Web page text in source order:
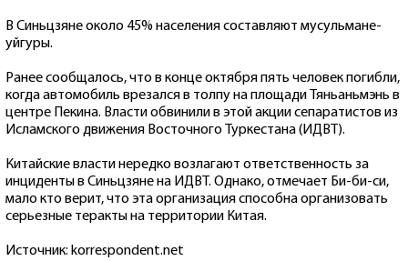
В Синьцзяне около 45% населения составляют мусульмане-
уйгуры.
Ранее сообщалось, что в конце октября пять человек погибли,
когда автомобиль врезался в толпу на площади Тяньаньмэнь в
центре Пекина. Власти обвинили в этой акции сепаратистов из
Исламского движения Восточного Туркестана (ИДВТ).
Китайские власти нередко возлагают ответственность за
инциденты в Синьцзяне на ИДВТ. Однако, отмечает Би-би-си,
мало кто верит, что эта организация способна организовать
серьезные теракты на территории Китая.
Источник: korrespondent.net